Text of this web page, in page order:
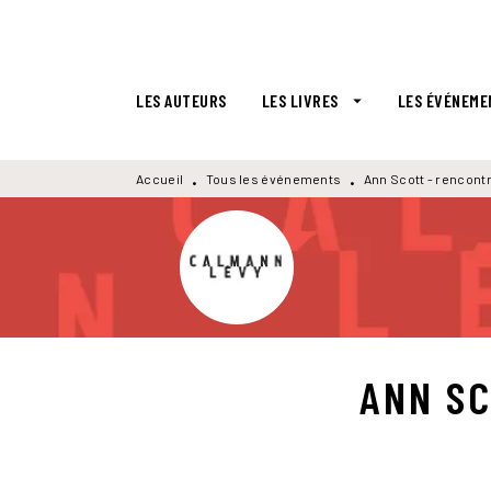
LES AUTEURS LES LIVRES arrow_drop_down LES
Accueil • Tous les événements • Ann Scott -
ANN